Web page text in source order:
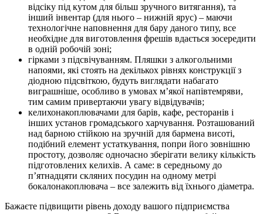
відсіку під кутом для більш зручного витягання), та
інший інвентар (для нього – нижній ярус) – маючи
технологічне наповнення для бару даного типу, все
необхідне для виготовлення фрешів вдається зосередити
в одній робочій зоні;
гірками з підсвічуванням. Пляшки з алкогольними
напоями, які стоять на декількох рівнях конструкції з
діодною підсвіткою, будуть виглядати набагато
виграшніше, особливо в умовах м’якої напівтемряви,
тим самим привертаючи увагу відвідувачів;
келихонакоплювачами для барів, кафе, ресторанів і
інших установ громадського харчування. Розташований
над барною стійкою на зручній для бармена висоті,
подібний елемент устаткування, попри його зовнішню
простоту, дозволяє одночасно зберігати велику кількість
підготовлених келихів. А саме: в середньому до
п’ятнадцяти скляних посудин на одному метрі
бокалонакоплювача – все залежить від їхнього діаметра.
Бажаєте підвищити рівень доходу вашого підприємства